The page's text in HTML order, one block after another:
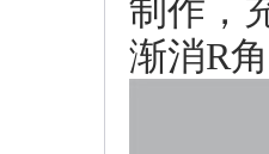
制作，
渐消R